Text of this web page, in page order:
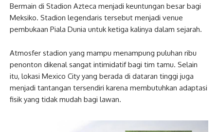
Bermain di Stadion Azteca menjadi keuntungan besar bagi
Meksiko. Stadion legendaris tersebut menjadi venue
pembukaan Piala Dunia untuk ketiga kalinya dalam sejarah.
Atmosfer stadion yang mampu menampung puluhan ribu
penonton dikenal sangat intimidatif bagi tim tamu. Selain
itu, lokasi Mexico City yang berada di dataran tinggi juga
menjadi tantangan tersendiri karena membutuhkan adaptasi
fisik yang tidak mudah bagi lawan.